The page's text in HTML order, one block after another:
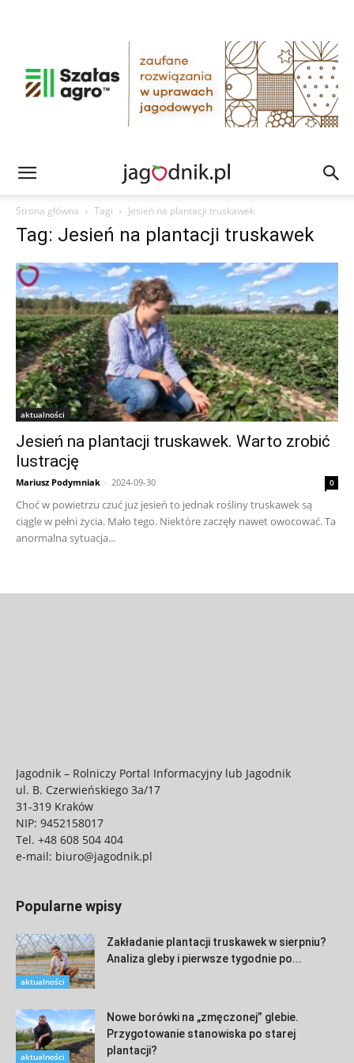
Strona główna Tagi Jesień na plantacji truskawek
Tag: Jesień na plantacji truskawek
aktualności
Jesień na plantacji truskawek. Warto zrobić
lustrację
Mariusz Podymniak - 2024-09-30 0
Choć w powietrzu czuć już jesień to jednak rośliny truskawek są
ciągle w pełni życia. Mało tego. Niektóre zaczęły nawet owocować. Ta
anormalna sytuacja...
Jagodnik – Rolniczy Portal Informacyjny lub Jagodnik
ul. B. Czerwieńskiego 3a/17
31-319 Kraków
NIP: 9452158017
Tel. +48 608 504 404
e-mail: biuro@jagodnik.pl
Popularne wpisy
aktualności
Zakładanie plantacji truskawek w sierpniu?
Analiza gleby i pierwsze tygodnie po...
aktualności
Nowe borówki na „zmęczonej” glebie.
Przygotowanie stanowiska po starej
plantacji?